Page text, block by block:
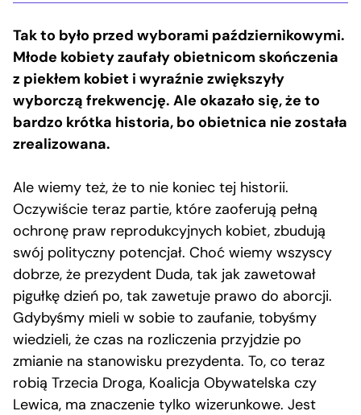
Tak to było przed wyborami październikowymi.
Młode kobiety zaufały obietnicom skończenia
z piekłem kobiet i wyraźnie zwiększyły
wyborczą frekwencję. Ale okazało się, że to
bardzo krótka historia, bo obietnica nie została
zrealizowana.
Ale wiemy też, że to nie koniec tej historii.
Oczywiście teraz partie, które zaoferują pełną
ochronę praw reprodukcyjnych kobiet, zbudują
swój polityczny potencjał. Choć wiemy wszyscy
dobrze, że prezydent Duda, tak jak zawetował
pigułkę dzień po, tak zawetuje prawo do aborcji.
Gdybyśmy mieli w sobie to zaufanie, tobyśmy
wiedzieli, że czas na rozliczenia przyjdzie po
zmianie na stanowisku prezydenta. To, co teraz
robią Trzecia Droga, Koalicja Obywatelska czy
Lewica, ma znaczenie tylko wizerunkowe. Jest